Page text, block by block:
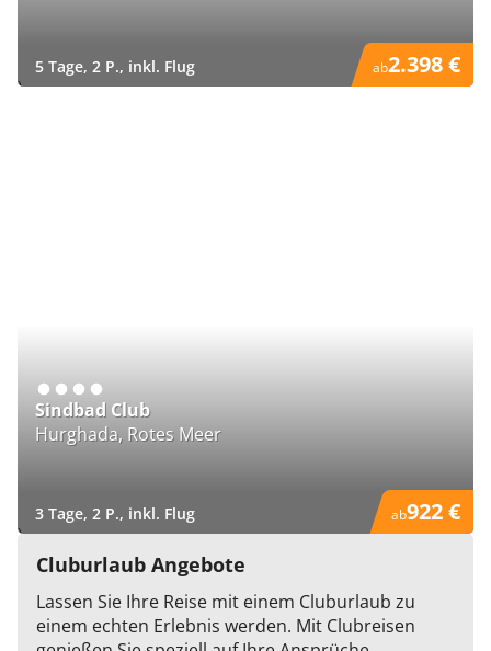
ab2.398 €
5 Tage, 2 P., inkl. Flug
)
Sindbad Club
Hurghada, Rotes Meer
ab922 €
3 Tage, 2 P., inkl. Flug
)
Cluburlaub Angebote
Lassen Sie Ihre Reise mit einem Cluburlaub zu
einem echten Erlebnis werden. Mit Clubreisen